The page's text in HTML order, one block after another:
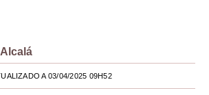
A 03/04/2025 09H52